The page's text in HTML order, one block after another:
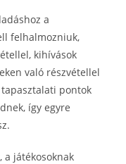
a
felhalmozniuk,
kihívások
való részvétellel
pontok
így egyre
a játékosoknak